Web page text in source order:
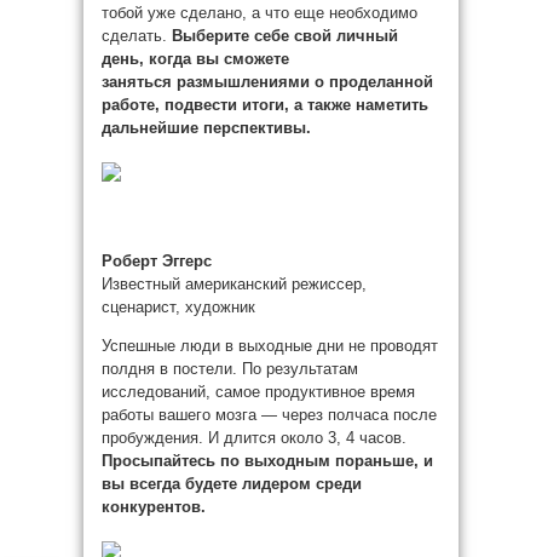
тобой уже сделано, а что еще необходимо
сделать. Выберите себе свой личный
день, когда вы сможете
заняться размышлениями о проделанной
работе, подвести итоги, а также наметить
дальнейшие перспективы.
Роберт Эггерс
Известный американский режиссер,
сценарист, художник
Успешные люди в выходные дни не проводят
полдня в постели. По результатам
исследований, самое продуктивное время
работы вашего мозга — через полчаса после
пробуждения. И длится около 3, 4 часов.
Просыпайтесь по выходным пораньше, и
вы всегда будете лидером среди
конкурентов.